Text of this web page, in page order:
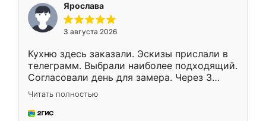
Ярослава
3 августа 2026
Кухню здесь заказали. Эскизы прислали в
телеграмм. Выбрали наиболее подходящий.
Согласовали день для замера. Через 3
недели кухня была уже готова. Остались
довольны работой. Спасибо Ренессанс
мебель за качественную работу!
Читать полностью